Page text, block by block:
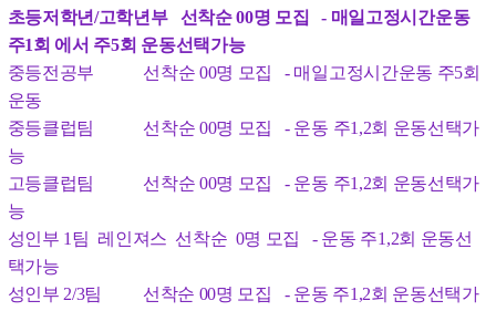
초등저학년/고학년부 선착순 00명 모집 - 매일고정시간운동
주1회 에서 주5회 운동선택가능
중등전공부 선착순 00명 모집
- 매일고정시간운동 주5회
운동
중등클럽팀 선착순 00명 모집- 운동 주1,2회 운동선택가
능
고등클럽팀 선착순 00명 모집 - 운동 주1,2회 운동선택가
능
성인부 1팀 레인져스 선착순 0명 모집- 운동 주1,2회 운동선
택가능
성인부 2/3팀 선착순 00명 모집 - 운동 주1,2회 운동선택가